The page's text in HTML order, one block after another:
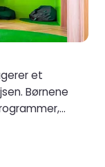
et
Børnene
ideelt sted for